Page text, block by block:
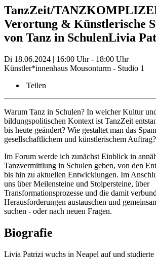
TanzZeit/
Verortung & Künstlerische
von Tanz in SchulenLivia
Di 18.06.2024 | 16:00 Uhr - 18:00 Uhr
Künstler*innenhaus Mousonturm - Studio 1
Teilen
Warum Tanz in Schulen? In welcher Kultur
bildungspolitischen Kontext ist TanzZeit
bis heute geändert? Wie gestaltet man das
gesellschaftlichem und künstlerischem Auftrag?
Im Forum werde ich zunächst Einblick in
Tanzvermittlung in Schulen geben, von den
bis hin zu aktuellen Entwicklungen. Im
uns über Meilensteine und Stolpersteine, über
Transformationsprozesse und die damit
Herausforderungen austauschen und
suchen - oder nach neuen Fragen.
Biografie
Livia Patrizi wuchs in Neapel auf und studierte